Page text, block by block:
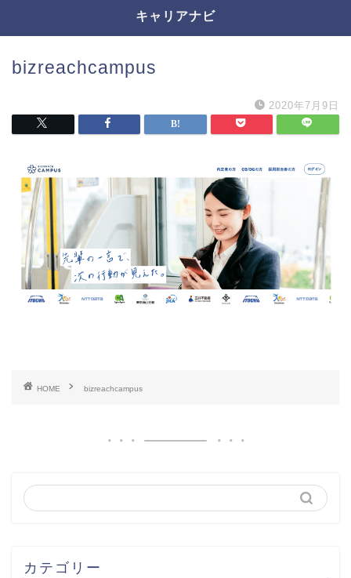
キャリアナビ
bizreachcampus
2020年7月9日
HOME bizreachcampus
カテゴリー